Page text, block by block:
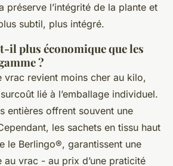
préserve l’intégrité de la plante et
subtil, plus intégré.
il plus économique que les
?
vrac revient moins cher au kilo,
lié à l’emballage individuel.
entières offrent souvent une
les sachets en tissu haut
le Berlingo®, garantissent une
au vrac - au prix d’une praticité